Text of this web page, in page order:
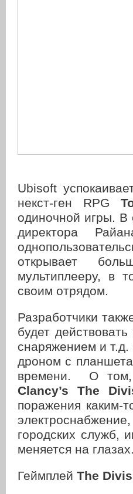
Ubisoft
некст-ген RPG
одиночной игры.
директора
открывает
мультиплееру, в
своим отрядом.
Разработчики
будет
снаряжением и
дроном с
времени. О том,
Clancy’s The
поражения каким-
городских служб,
меняется на глазах.
Геймплей The